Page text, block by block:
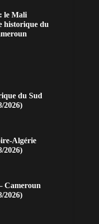
le Mali
historique du
du Sud
2026)
Algérie
2026)
Cameroun
2026)